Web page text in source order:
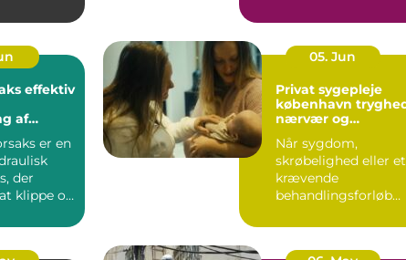
af
er en
der
klippe og
05. Jun
Privat sygepleje
københavn tryghed,
nærvær og
Når sygdom,
skrøbelighed eller et
krævende
behandlingsforløb
hverdagen, kan
oversku...